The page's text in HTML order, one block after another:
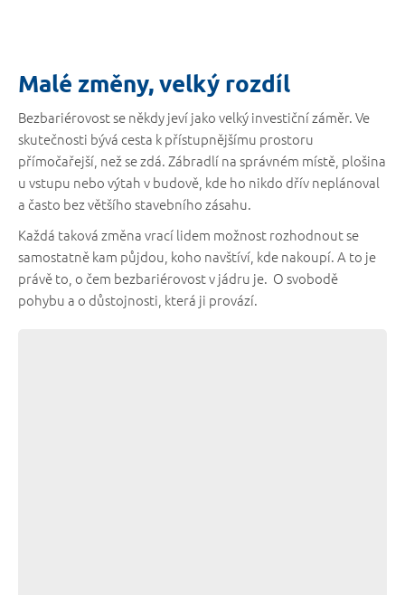
Malé změny, velký rozdíl
Bezbariérovost se někdy jeví jako velký investiční záměr. Ve
skutečnosti bývá cesta k přístupnějšímu prostoru
přímočařejší, než se zdá. Zábradlí na správném místě, plošina
u vstupu nebo výtah v budově, kde ho nikdo dřív neplánoval
a často bez většího stavebního zásahu.
Každá taková změna vrací lidem možnost rozhodnout se
samostatně kam půjdou, koho navštíví, kde nakoupí. A to je
právě to, o čem bezbariérovost v jádru je. O svobodě
pohybu a o důstojnosti, která ji provází.